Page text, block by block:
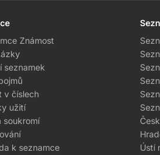
Známost
seznamek
v číslech
užití
soukromí
k seznamce
Ústí